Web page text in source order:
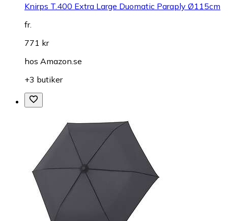
Knirps T.400 Extra Large Duomatic Paraply Ø115cm
fr.
771 kr
hos Amazon.se
+3 butiker